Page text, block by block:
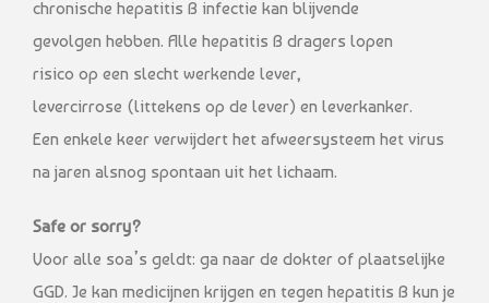
chronische hepatitis B infectie kan blijvende
gevolgen hebben. Alle hepatitis B dragers lopen
risico op een slecht werkende lever,
levercirrose (littekens op de lever) en leverkanker.
Een enkele keer verwijdert het afweersysteem het virus
na jaren alsnog spontaan uit het lichaam.
Safe or sorry?
Voor alle soa’s geldt: ga naar de dokter of plaatselijke
GGD. Je kan medicijnen krijgen en tegen hepatitis B kun je